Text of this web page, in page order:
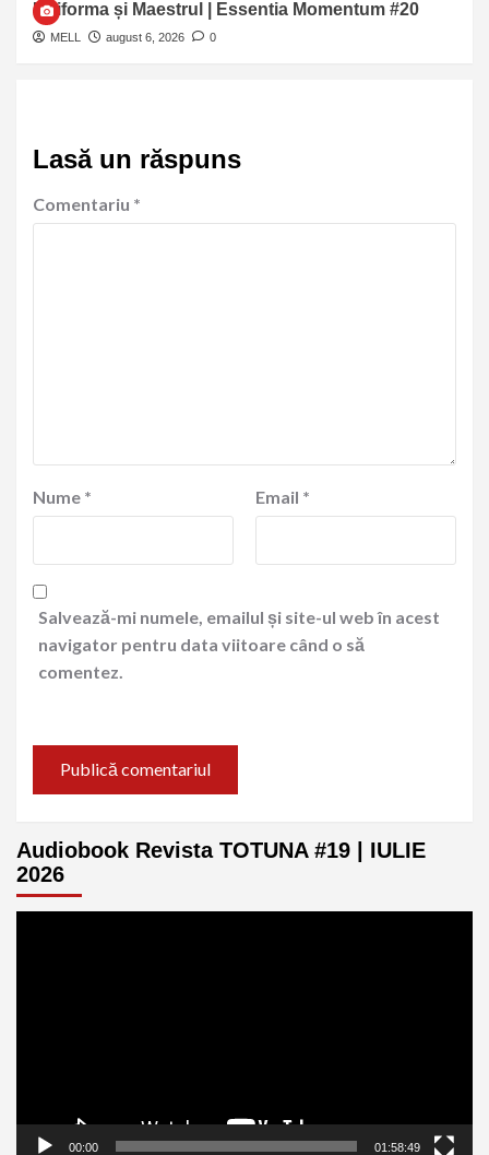
Uniforma și Maestrul | Essentia Momentum #20
MELL august 6, 2026 0
Lasă un răspuns
Comentariu *
Nume * Email *
Salvează-mi numele, emailul și site-ul web în acest
navigator pentru data viitoare când o să
comentez.
Audiobook Revista TOTUNA #19 | IULIE
2026
00:00 01:58:49